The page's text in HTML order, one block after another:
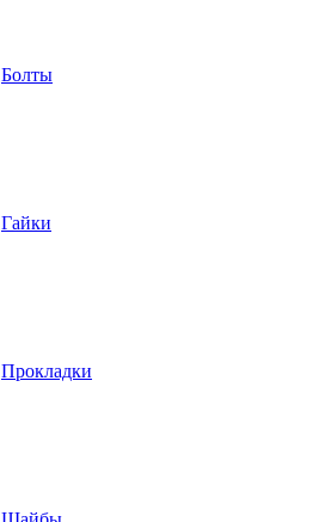
Болты
Гайки
Прокладки